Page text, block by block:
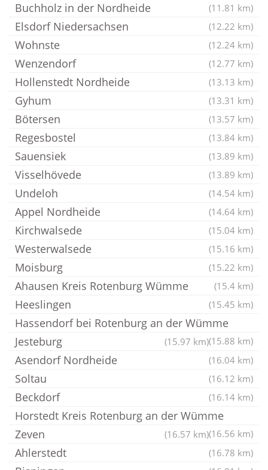
Buchholz in der Nordheide (11.81 km)
Elsdorf Niedersachsen (12.22 km)
Wohnste (12.24 km)
Wenzendorf (12.77 km)
Hollenstedt Nordheide (13.13 km)
Gyhum (13.31 km)
Bötersen (13.57 km)
Regesbostel (13.84 km)
Sauensiek (13.89 km)
Visselhövede (13.89 km)
Undeloh (14.54 km)
Appel Nordheide (14.64 km)
Kirchwalsede (15.04 km)
Westerwalsede (15.16 km)
Moisburg (15.22 km)
Ahausen Kreis Rotenburg Wümme (15.4 km)
Heeslingen (15.45 km)
Hassendorf bei Rotenburg an der Wümme
(15.88 km)
Jesteburg (15.97 km)
Asendorf Nordheide (16.04 km)
Soltau (16.12 km)
Beckdorf (16.14 km)
Horstedt Kreis Rotenburg an der Wümme
(16.56 km)
Zeven (16.57 km)
Ahlerstedt (16.78 km)